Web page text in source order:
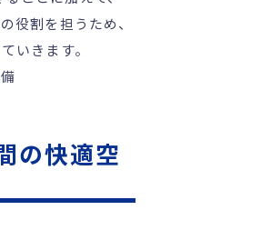
役割を担うため、
いきます。
の快適空